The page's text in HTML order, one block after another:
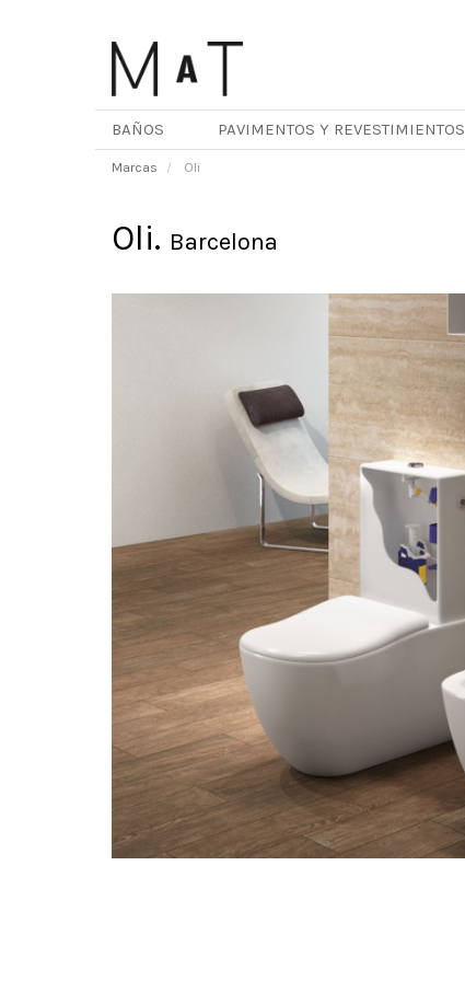
BAÑOS PAVIMENTOS Y REVESTIMIENTOS
Marcas Oli
Oli. Barcelona